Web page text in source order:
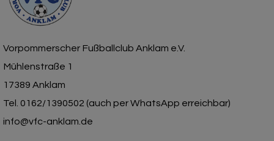
Vorpommerscher Fußballclub Anklam e.V.
Mühlenstraße 1
17389 Anklam
Tel. 0162/1390502 (auch per WhatsApp erreichbar)
info@vfc-anklam.de